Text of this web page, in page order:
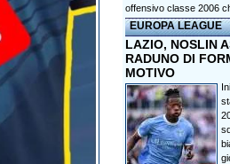
offensivo classe 2006
EUROPA LEAGUE
LAZIO, NOSLIN
RADUNO DI
MOTIVO